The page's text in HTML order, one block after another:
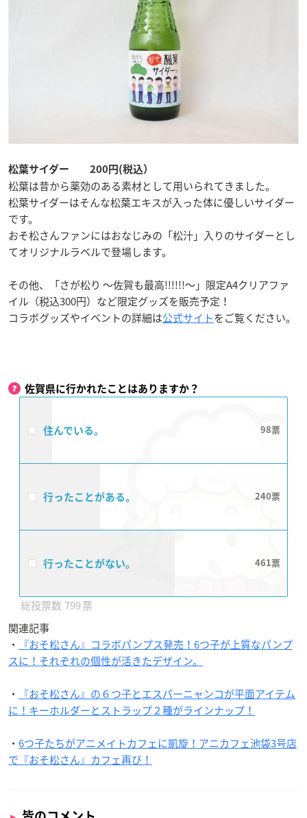
松葉サイダー 200円(税込）
松葉は昔から薬効のある素材として用いられてきました。
松葉サイダーはそんな松葉エキスが入った体に優しいサイダー
です。
おそ松さんファンにはおなじみの「松汁」入りのサイダーとし
てオリジナルラベルで登場します。
その他、「さが松り 〜佐賀も最高!!!!!!〜」限定A4クリアファ
イル（税込300円）など限定グッズを販売予定！
コラボグッズやイベントの詳細は公式サイトをご覧ください。
佐賀県に行かれたことはありますか？
住んでいる。 98
行ったことがある。 240
行ったことがない。 461
799
関連記事
・
『おそ松さん』コラボパンプス発売！6つ子が上質なパンプ
スに！それぞれの個性が活きたデザイン。
・
『おそ松さん』の６つ子とエスパーニャンコが平面アイテム
に！キーホルダーとストラップ２種がラインナップ！
・ 6つ子たちがアニメイトカフェに凱旋！アニカフェ池袋3号店
で『おそ松さん』カフェ再び！